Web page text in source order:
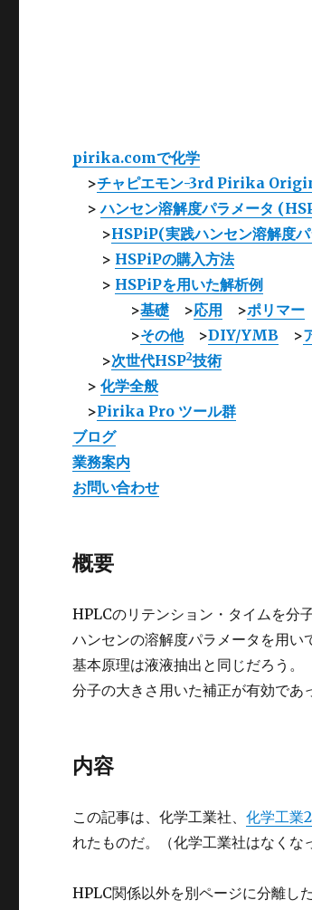
pirika.comで化学
>チャピエモン-3rd Pirika
>ハンセン溶解度パラメータ
>HSPiP(実践ハンセン溶解度
> HSPiPの購入方法
> HSPiPを用いた解析例
>基礎 >応用 >ポリマー
>その他>DIY/YMB >
>次世代HSP2技術
>化学全般
>Pirika Pro ツール群
ブログ
業務案内
お問い合わせ
概要
HPLCのリテンション・タイムを分
ハンセンの溶解度パラメータを用い
基本原理は液液抽出と同じだろう。
分子の大きさ用いた補正が有効であ
内容
この記事は、化学工業社、化学工業
れたものだ。（化学工業社はなくな
HPLC関係以外を別ページに分離し